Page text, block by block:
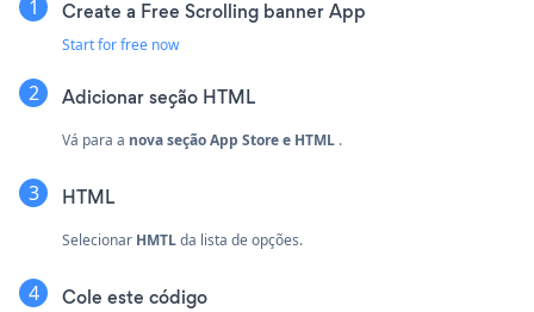
Create a Free Scrolling banner App
Start for free now
Adicionar seção HTML
Vá para a nova seçãoApp Store e HTML .
HTML
Selecionar HMTLda lista de opções.
Cole este código